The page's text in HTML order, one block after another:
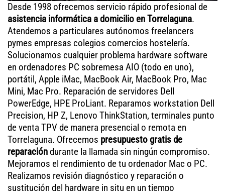
Desde 1998 ofrecemos servicio rápido profesional de
asistencia informática a domicilio en Torrelaguna.
Atendemos a particulares autónomos freelancers
pymes empresas colegios comercios hostelería.
Solucionamos cualquier problema hardware software
en ordenadores PC sobremesa AIO (todo en uno),
portátil, Apple iMac, MacBook Air, MacBook Pro, Mac
Mini, Mac Pro. Reparación de servidores Dell
PowerEdge, HPE ProLiant. Reparamos workstation Dell
Precision, HP Z, Lenovo ThinkStation, terminales punto
de venta TPV de manera presencial o remota en
Torrelaguna. Ofrecemos presupuesto gratis de
reparacióndurante la llamada sin ningún compromiso.
Mejoramos el rendimiento de tu ordenador Mac o PC.
Realizamos revisión diagnóstico y reparación o
sustitución del hardware in situ en un tiempo